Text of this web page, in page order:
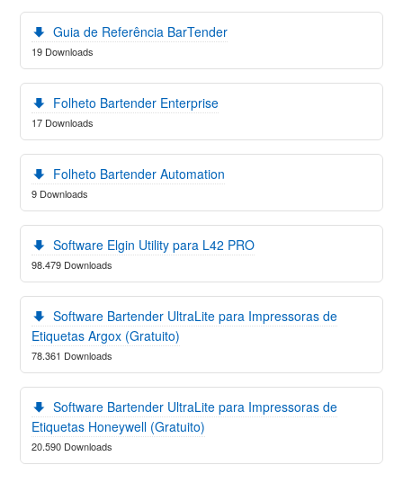
Guia de Referência BarTender
19 Downloads
Folheto Bartender Enterprise
17 Downloads
Folheto Bartender Automation
9 Downloads
Software Elgin Utility para L42 PRO
98.479 Downloads
Software Bartender UltraLite para Impressoras de
Etiquetas Argox (Gratuito)
78.361 Downloads
Software Bartender UltraLite para Impressoras de
Etiquetas Honeywell (Gratuito)
20.590 Downloads